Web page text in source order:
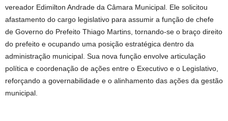
vereador Edimilton Andrade da Câmara Municipal. Ele solicitou
afastamento do cargo legislativo para assumir a função de chefe
de Governo do Prefeito Thiago Martins, tornando-se o braço direito
do prefeito e ocupando uma posição estratégica dentro da
administração municipal. Sua nova função envolve articulação
política e coordenação de ações entre o Executivo e o Legislativo,
reforçando a governabilidade e o alinhamento das ações da gestão
municipal.